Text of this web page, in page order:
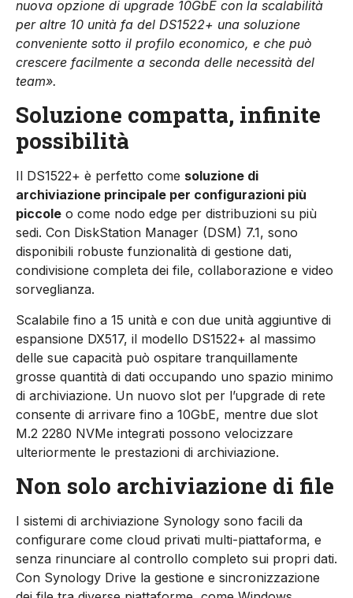
nuova opzione di upgrade 10GbE con la scalabilità
per altre 10 unità fa del DS1522+ una soluzione
conveniente sotto il profilo economico, e che può
crescere facilmente a seconda delle necessità del
team».
Soluzione compatta, infinite
possibilità
Il DS1522+ è perfetto come soluzione di
archiviazione principale per configurazioni più
piccole o come nodo edge per distribuzioni su più
sedi. Con DiskStation Manager (DSM) 7.1, sono
disponibili robuste funzionalità di gestione dati,
condivisione completa dei file, collaborazione e video
sorveglianza.
Scalabile fino a 15 unità e con due unità aggiuntive di
espansione DX517, il modello DS1522+ al massimo
delle sue capacità può ospitare tranquillamente
grosse quantità di dati occupando uno spazio minimo
di archiviazione. Un nuovo slot per l’upgrade di rete
consente di arrivare fino a 10GbE, mentre due slot
M.2 2280 NVMe integrati possono velocizzare
ulteriormente le prestazioni di archiviazione.
Non solo archiviazione di file
I sistemi di archiviazione Synology sono facili da
configurare come cloud privati multi-piattaforma, e
senza rinunciare al controllo completo sui propri dati.
Con Synology Drive la gestione e sincronizzazione